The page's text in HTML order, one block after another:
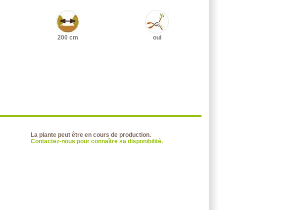
200 cm oui
La plante peut être en cours de production.
Contactez-nous pour connaître sa disponibilité.